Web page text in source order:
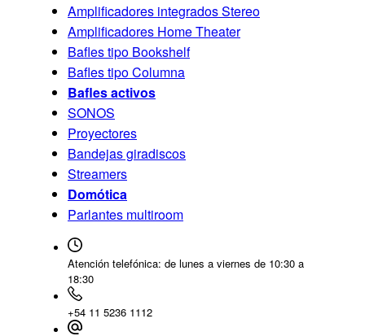
Amplificadores integrados Stereo
Amplificadores Home Theater
Bafles tipo Bookshelf
Bafles tipo Columna
Bafles activos
SONOS
Proyectores
Bandejas giradiscos
Streamers
Domótica
Parlantes multiroom
Atención telefónica: de lunes a viernes de 10:30 a
18:30
+54 11 5236 1112